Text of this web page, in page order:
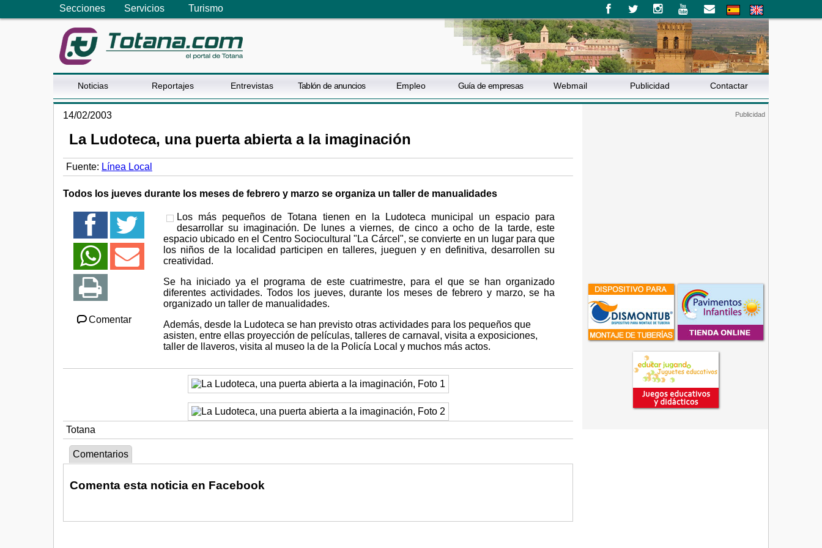
Secciones Servicios Turismo
Noticias Reportajes Entrevistas Tablón de anuncios Empleo Guía de empresas Webmail Publicidad Contactar
14/02/2003
La Ludoteca, una puerta abierta a la imaginación
Fuente: Línea Local
Todos los jueves durante los meses de febrero y marzo se organiza un taller de manualidades
Comentar
Los más pequeños de Totana tienen en la Ludoteca municipal un espacio para
desarrollar su imaginación. De lunes a viernes, de cinco a ocho de la tarde, este
espacio ubicado en el Centro Sociocultural "La Cárcel", se convierte en un lugar para que
los niños de la localidad participen en talleres, jueguen y en definitiva, desarrollen su
creatividad.
Se ha iniciado ya el programa de este cuatrimestre, para el que se han organizado
diferentes actividades. Todos los jueves, durante los meses de febrero y marzo, se ha
organizado un taller de manualidades.
Además, desde la Ludoteca se han previsto otras actividades para los pequeños que
asisten, entre ellas proyección de películas, talleres de carnaval, visita a exposiciones,
taller de llaveros, visita al museo la de la Policía Local y muchos más actos.
Totana
Comentarios
Comenta esta noticia en Facebook